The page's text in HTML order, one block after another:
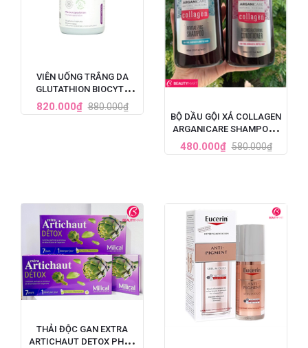
VIÊN UỐNG TRẮNG DA
GLUTATHION BIOCYTE
PHÁP 30 VIÊN
820.000₫ 880.000₫
BỘ DẦU GỘI XẢ COLLAGEN
ARGANICARE SHAMPOO -
PHÁP
480.000₫ 580.000₫
THẢI ĐỘC GAN EXTRA
ARTICHAUT DETOX PHÁP